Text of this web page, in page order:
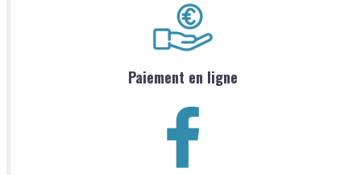
Paiement en ligne